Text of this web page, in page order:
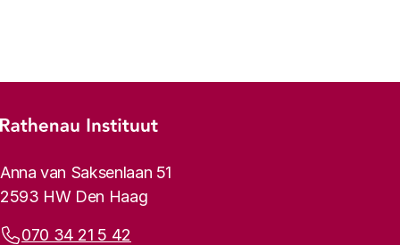
Footer-menu
Rathenau logo, naar de homepage
Contactinformatie
Anna van Saksenlaan 51
2593 HW Den Haag
Telefoonnummer:
070 34 21 5 42